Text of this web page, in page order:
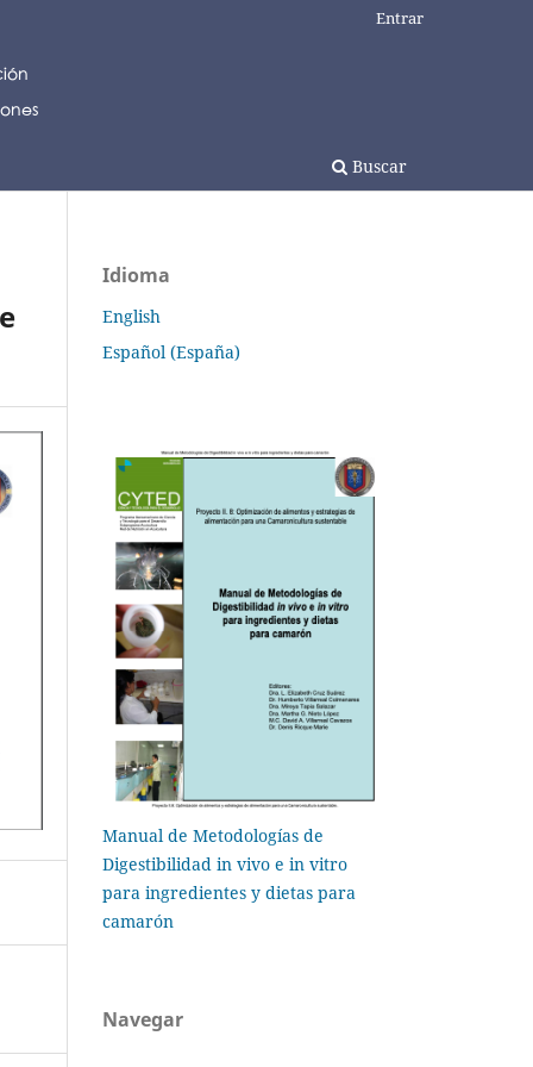
Buscar
Entrar
Idioma
English
Español (España)
Manual de Metodologías de
Digestibilidad in vivo e in vitro
para ingredientes y dietas para
camarón
Navegar